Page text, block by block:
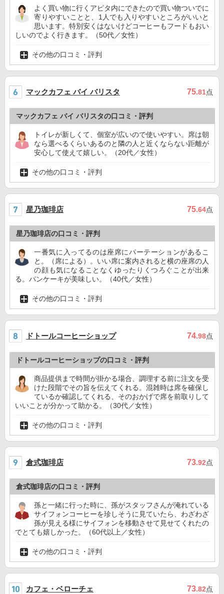
よく買い物に行くアピタ内にできたので買い物ついでに
寄りやすいことと、1人でも入りやすいところがいいと
思います。特別安くはないけどコーヒーもフードもおい
しいのでよく行きます。（50代／女性）
その他の口コミ・評判
マックカフェ バイ バリスタ 75.81点
マックカフェ バイ バリスタの口コミ・評判
トイレが新しくて、個室が広いので使いやすい。席は朝
なら選べるくらいあるのと隣の人と近くならない距離が
安心して使えて嬉しい。（20代／女性）
その他の口コミ・評判
星乃珈琲店 75.64点
星乃珈琲店の口コミ・評判
一番気に入ってるのは座席にパーテーションがあるこ
と。（席による）。いい席に案内されると横の座席の人
の顔も気になることなくゆったりくつろぐことが出来
る。パンケーキが美味しい。（40代／女性）
その他の口コミ・評判
ドトールコーヒーショップ 74.98点
ドトールコーヒーショップの口コミ・評判
商品提供まで時間が掛かる場合、調理する前に注文を受
けた段階でその旨を伝えてくれる。混雑時は席を確保し
ているか確認してくれる、そのおかげで席を前取りして
いいことが分かって助かる。（30代／女性）
その他の口コミ・評判
倉式珈琲店 73.92点
倉式珈琲店の口コミ・評判
孫と一緒に行った時に、孫がスタッフさんが淹れている
サイフォンコーヒーを珍しそうに見ていたら、わざわざ
孫が見える様にサイフォンを移動させて見せてくれたの
でとても嬉しかった。（60代以上／女性）
その他の口コミ・評判
カフェ・ベローチェ 73.82点